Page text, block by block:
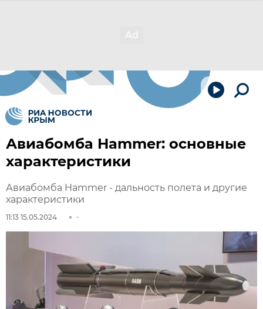
Авиабомба Hammer: основные
характеристики
Авиабомба Hammer - дальность полета и другие
характеристики
11:13 15.05.2024